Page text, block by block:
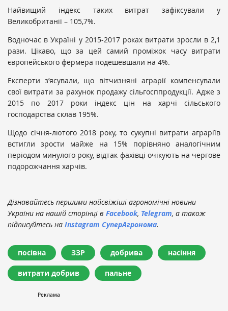
Найвищий індекс таких витрат зафіксували у
Великобританії – 105,7%.
Водночас в Україні у 2015-2017 роках витрати зросли в 2,1
рази. Цікаво, що за цей самий проміжок часу витрати
європейського фермера подешевшали на 4%.
Експерти з’ясували, що вітчизняні аграрії компенсували
свої витрати за рахунок продажу сільгосппродукції. Адже з
2015 по 2017 роки індекс цін на харчі сільського
господарства склав 195%.
Щодо січня-лютого 2018 року, то сукупні витрати аграріїв
встигли зрости майже на 15% порівняно аналогічним
періодом минулого року, відтак фахівці очікують на чергове
подорожчання харчів.
Дізнавайтесь першими найсвіжіші агрономічні новини
України на нашій сторінці в Facebook, Telegram, а також
підписуйтесь на Instagram СуперАгронома.
посівна ЗЗР добрива насіння
витрати добрив пальне